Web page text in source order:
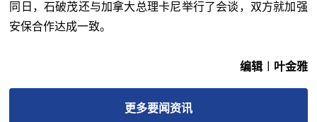
同日，石破茂还与加拿大总理卡尼举行了会谈，双方就加强
安保合作达成一致。
编辑︱叶金雅
更多要闻资讯